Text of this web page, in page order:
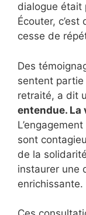
dialogue était
Écouter, c’est
cesse de
Des
sentent partie
retraité, a dit
entendue. La
sont
de la
instaurer une
enrichissante.